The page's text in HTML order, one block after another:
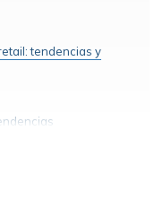
tendencias y